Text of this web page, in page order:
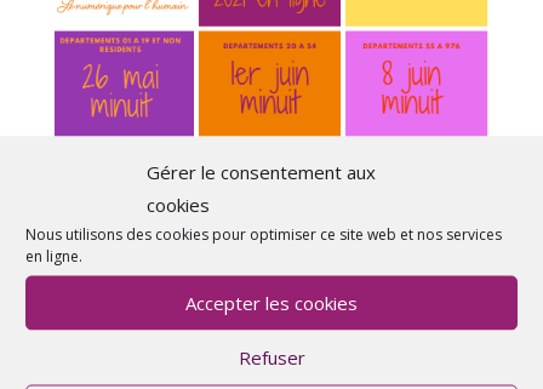
Gérer le consentement aux
cookies
Nous utilisons des cookies pour optimiser ce site web et nos services
en ligne.
Accepter les cookies
Refuser
Calendrier de la déclaration des revenus
Législation